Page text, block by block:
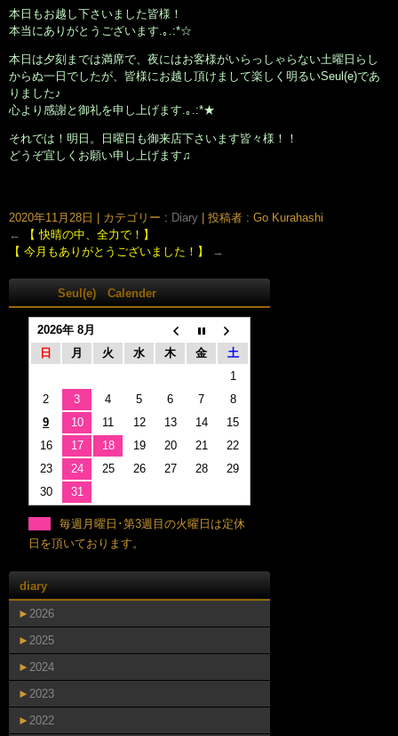
本日もお越し下さいました皆様！
本当にありがとうございます.｡.:*☆
本日は夕刻までは満席で、夜にはお客様がいらっしゃらない土曜日らし
からぬ一日でしたが、皆様にお越し頂けまして楽しく明るいSeul(e)であ
りました♪
心より感謝と御礼を申し上げます.｡.:*★
それでは！明日。日曜日も御来店下さいます皆々様！！
どうぞ宜しくお願い申し上げます♫
2020年11月28日 カテゴリー : Diary
投稿者 : Go Kurahashi
←
【 快晴の中、全力で！】
【 今月もありがとうございました！】
→
Seul(e) Calender
2026年 8月
日
月 火 水 木 金
土
1
2
3 4 5 6 7
8
9
10 11 12 13 14
15
16
17 18 19 20 21
22
23
24 25 26 27 28
29
30
31
毎週月曜日･第3週目の火曜日は定休
日を頂いております。
diary
► 2026
► 2025
► 2024
► 2023
► 2022